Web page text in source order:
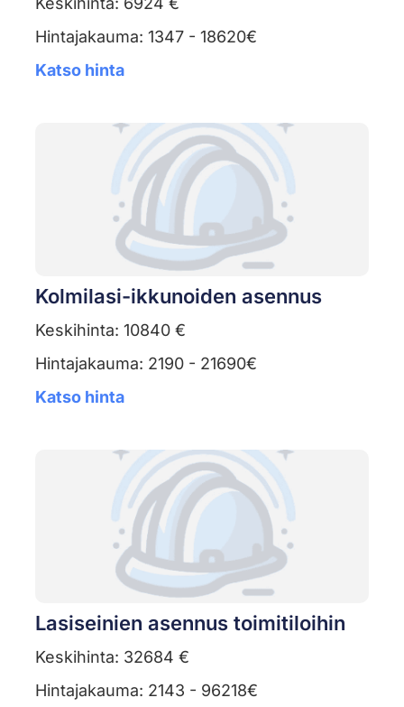
Hintajakauma: 1347 - 18620€
Katso hinta
Kolmilasi-ikkunoiden asennus
Keskihinta: 10840 €
Hintajakauma: 2190 - 21690€
Katso hinta
Lasiseinien asennus toimitiloihin
Keskihinta: 32684 €
Hintajakauma: 2143 - 96218€